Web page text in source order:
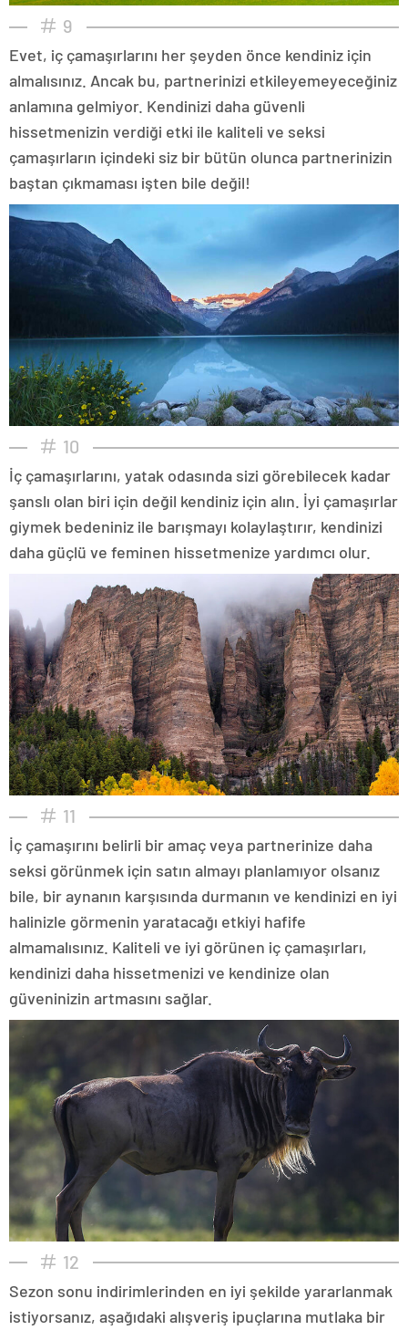
9
Evet, iç çamaşırlarını her şeyden önce kendiniz için
almalısınız. Ancak bu, partnerinizi etkileyemeyeceğiniz
anlamına gelmiyor. Kendinizi daha güvenli
hissetmenizin verdiği etki ile kaliteli ve seksi
çamaşırların içindeki siz bir bütün olunca partnerinizin
baştan çıkmaması işten bile değil!
10
İç çamaşırlarını, yatak odasında sizi görebilecek kadar
şanslı olan biri için değil kendiniz için alın. İyi çamaşırlar
giymek bedeniniz ile barışmayı kolaylaştırır, kendinizi
daha güçlü ve feminen hissetmenize yardımcı olur.
11
İç çamaşırını belirli bir amaç veya partnerinize daha
seksi görünmek için satın almayı planlamıyor olsanız
bile, bir aynanın karşısında durmanın ve kendinizi en iyi
halinizle görmenin yaratacağı etkiyi hafife
almamalısınız. Kaliteli ve iyi görünen iç çamaşırları,
kendinizi daha hissetmenizi ve kendinize olan
güveninizin artmasını sağlar.
12
Sezon sonu indirimlerinden en iyi şekilde yararlanmak
istiyorsanız, aşağıdaki alışveriş ipuçlarına mutlaka bir